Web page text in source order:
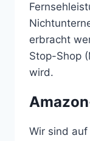
erbracht
Stop-Shop
wird.
Wir sind